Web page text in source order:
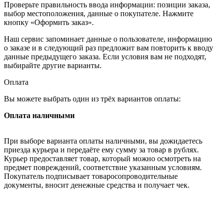
Проверьте правильность ввода информации: позиции заказа,
выбор местоположения, данные о покупателе. Нажмите
кнопку «Оформить заказ».
Наш сервис запоминает данные о пользователе, информацию
о заказе и в следующий раз предложит вам повторить к вводу
данные предыдущего заказа. Если условия вам не подходят,
выбирайте другие варианты.
Оплата
Вы можете выбрать один из трёх вариантов оплаты:
Оплата наличными
При выборе варианта оплаты наличными, вы дожидаетесь
приезда курьера и передаёте ему сумму за товар в рублях.
Курьер предоставляет товар, который можно осмотреть на
предмет повреждений, соответствие указанным условиям.
Покупатель подписывает товаросопроводительные
документы, вносит денежные средства и получает чек.